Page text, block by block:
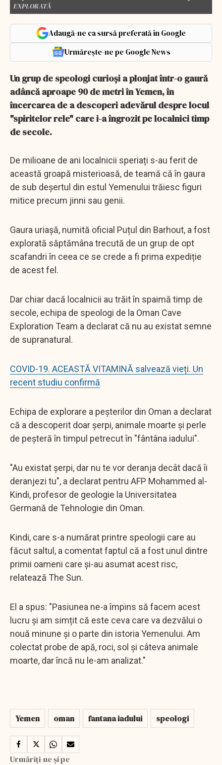
EXPLORATĂ
Adaugă-ne ca sursă preferată în Google
Urmărește-ne pe Google News
Un grup de speologi curioși a plonjat într-o gaură
adâncă aproape 90 de metri în Yemen, în
încercarea de a descoperi adevărul despre locul
"spiritelor rele" care i-a îngrozit pe localnici timp
de secole.
De milioane de ani localnicii speriați s-au ferit de
această groapă misterioasă, de teamă că în gaura
de sub deșertul din estul Yemenului trăiesc figuri
mitice precum jinni sau genii.
Gaura uriașă, numită oficial Puțul din Barhout, a fost
explorată săptămâna trecută de un grup de opt
scafandri în ceea ce se crede a fi prima expediție
de acest fel.
Dar chiar dacă localnicii au trăit în spaimă timp de
secole, echipa de speologi de la Oman Cave
Exploration Team a declarat că nu au existat semne
de supranatural.
COVID-19. ACEASTĂ VITAMINĂ salvează vieți. Un
recent studiu confirmă
Echipa de explorare a peșterilor din Oman a declarat
că a descoperit doar șerpi, animale moarte și perle
de peșteră în timpul petrecut în "fântâna iadului".
"Au existat șerpi, dar nu te vor deranja decât dacă îi
deranjezi tu", a declarat pentru AFP Mohammed al-
Kindi, profesor de geologie la Universitatea
Germană de Tehnologie din Oman.
Kindi, care s-a numărat printre speologii care au
făcut saltul, a comentat faptul că a fost unul dintre
primii oameni care și-au asumat acest risc,
relatează The Sun.
El a spus: "Pasiunea ne-a împins să facem acest
lucru și am simțit că este ceva care va dezvălui o
nouă minune și o parte din istoria Yemenului. Am
colectat probe de apă, roci, sol și câteva animale
moarte, dar încă nu le-am analizat."
Yemen oman fantana iadului speologi
Urmăriți-ne și pe